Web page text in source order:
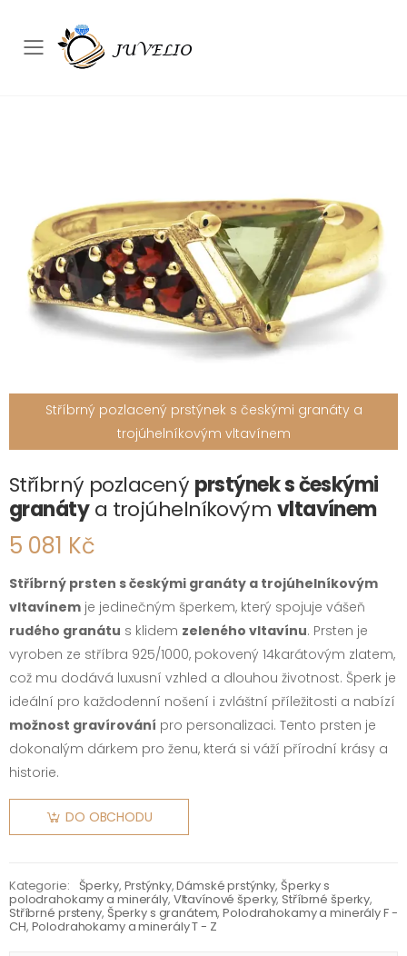
Přepínač mobilního menu
Stříbrný pozlacený prstýnek s českými granáty a
trojúhelníkovým vltavínem
Stříbrný pozlacený prstýnek s českými
granátya trojúhelníkovým vltavínem
5 081 Kč
Stříbrný prsten s českými granáty a trojúhelníkovým
vltavínem je jedinečným šperkem, který spojuje vášeň
rudého granátu s klidem zeleného vltavínu. Prsten je
vyroben ze stříbra 925/1000, pokovený 14karátovým zlatem,
což mu dodává luxusní vzhled a dlouhou životnost. Šperk je
ideální pro každodenní nošení i zvláštní příležitosti a nabízí
možnost gravírování pro personalizaci. Tento prsten je
dokonalým dárkem pro ženu, která si váží přírodní krásy a
historie.
DO OBCHODU
Kategorie: Šperky, Prstýnky,Dámské prstýnky,Šperky s
polodrahokamy a minerály, Vltavínové šperky,Stříbrné šperky,
Stříbrné prsteny, Šperky s granátem,Polodrahokamy a minerály F -
CH, Polodrahokamy a minerály T - Z